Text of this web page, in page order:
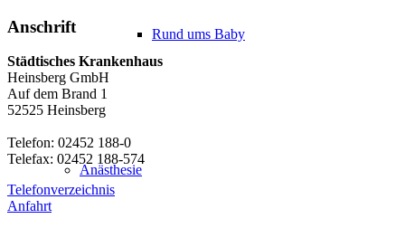
Rund ums Baby
Anästhesie
Anschrift
Städtisches Krankenhaus
Heinsberg GmbH
Auf dem Brand 1
52525 Heinsberg
Telefon: 02452 188-0
Telefax: 02452 188-574
Telefonverzeichnis
Anfahrt